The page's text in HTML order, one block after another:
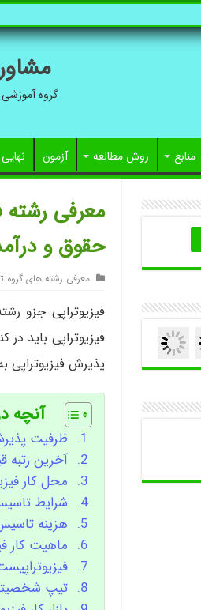
گروه
منابع روش مطالعه آزمون
معرفی رشته
حقوق و
معرفی رشته های گروه
فیزیوتراپی باید
پذیرش
آنچه
ظرفیت
آخرین رتبه
محل کار
شرایط
هزینه
ماهیت کار
تیپ